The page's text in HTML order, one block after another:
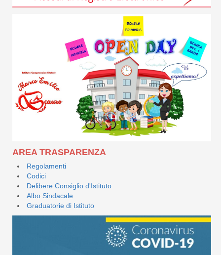
AREA TRASPARENZA
Regolamenti
Codici
Delibere Consiglio d'Istituto
Albo Sindacale
Graduatorie di Istituto